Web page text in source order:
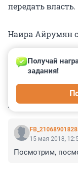
передать власть.
Наира Айрумян
Получай
задания!
15 мая 2018,
Посмотрим,